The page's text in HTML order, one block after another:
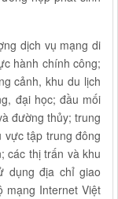
dịch vụ mạng di
hành chính công;
cảnh, khu du lịch
đại học; đầu mối
đường thủy; trung
tập trung đông
các thị trấn và khu
dụng địa chỉ giao
mạng Internet Việt